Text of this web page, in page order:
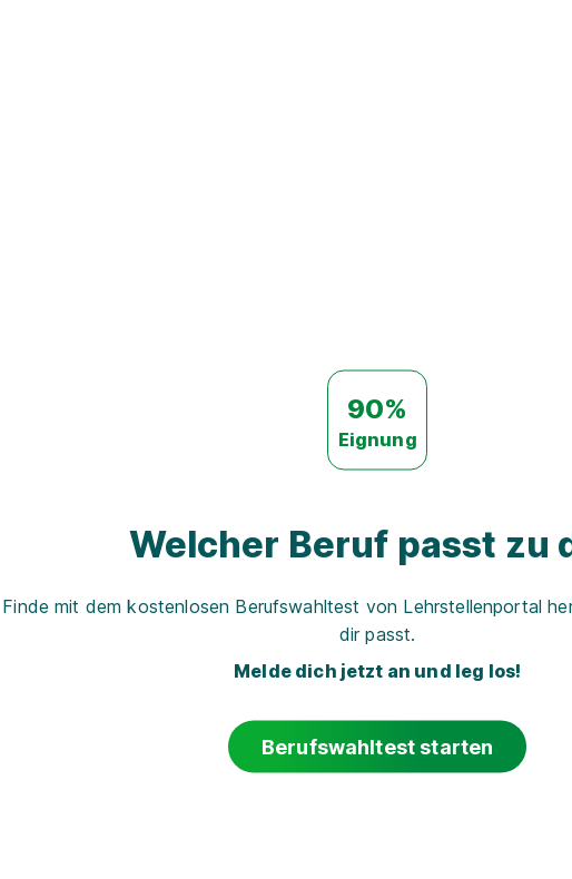
90%
Eignung
Welcher Beruf passt zu
Finde mit dem kostenlosen Berufswahltest von Lehrstellenportal
dir passt.
Melde dich jetzt an und leg los!
Berufswahltest starten